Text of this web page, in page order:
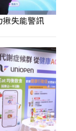
揪失能警訊